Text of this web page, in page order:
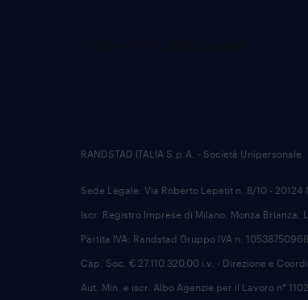
RANDSTAD ITALIA S.p.A. - Società Unipersonale
Sede Legale: Via Roberto Lepetit n. 8/10 - 20124
Iscr. Registro Imprese di Milano, Monza Brianza,
Partita IVA: Randstad Gruppo IVA n. 10538750968
Cap. Soc. € 27.110.320,00 i.v. - Direzione e
Aut. Min. e iscr. Albo Agenzie per il Lavoro n°